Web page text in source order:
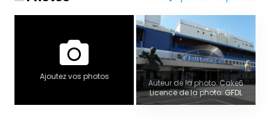
Ajoutez vos photos
Auteur de la photo: Cake6
Licence de la photo: GFDL